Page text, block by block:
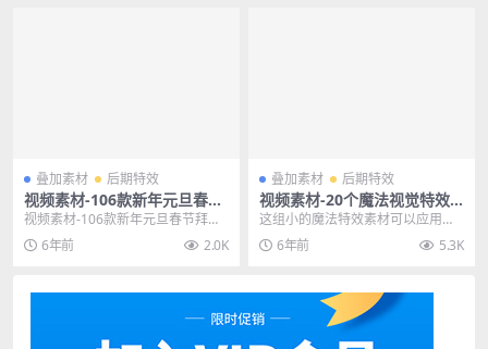
叠加素材 后期特效
视频素材-106款新年元旦春节
拜年祝福遮罩透明边框动态M
OV视频
视频素材-106款新年元旦春节拜年
祝福遮罩透明边框动态MOV视频 其
他推荐: 视...
6年前 2.0K
叠加素材 后期特效
视频素材-20个魔法视觉特效
粒子法术命中光效元素合成素
这组小的魔法特效素材可以应用在
短视频领域，影视魔法类型的影片
也可以尝试使用 其他...
6年前 5.3K